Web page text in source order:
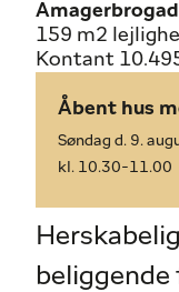
159 m2
Kontant
Åbent hus
Søndag d. 9.
kl. 10.30-11.00